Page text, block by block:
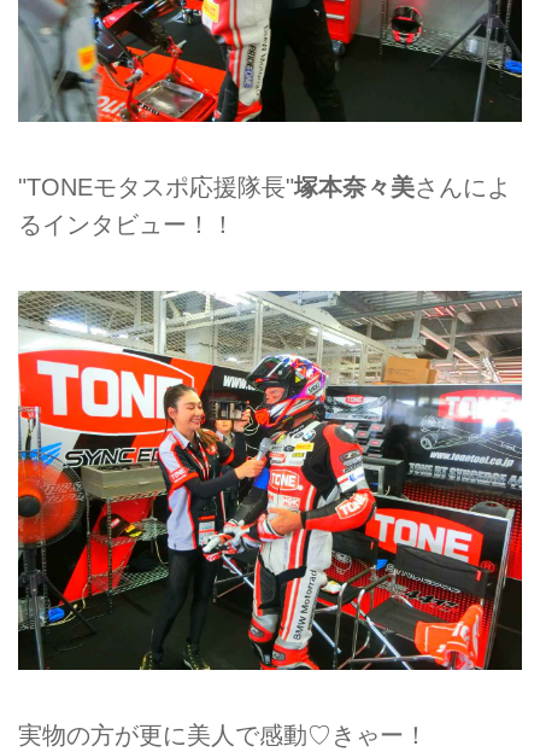
"TONEモタスポ応援隊長"塚本奈々美さんによ
るインタビュー！！
実物の方が更に美人で感動♡きゃー！